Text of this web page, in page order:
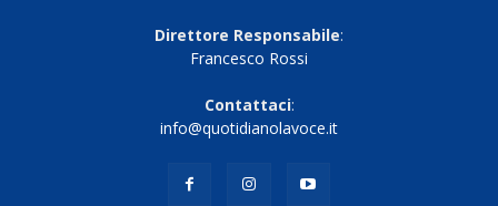
Direttore Responsabile:
Francesco Rossi
Contattaci:
info@quotidianolavoce.it